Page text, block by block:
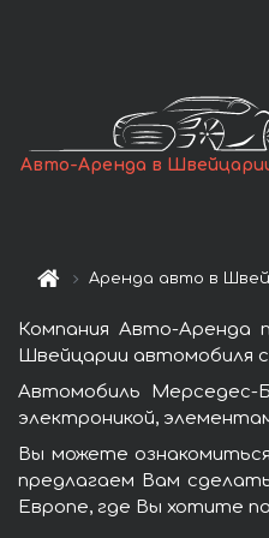
Авто-Аренда в
Аренда авто в
Компания Авто-Аренда
Швейцарии автомобиля
Автомобиль Мерседес-
электроникой,
Вы можете
предлагаем Вам
Европе, где Вы хотите